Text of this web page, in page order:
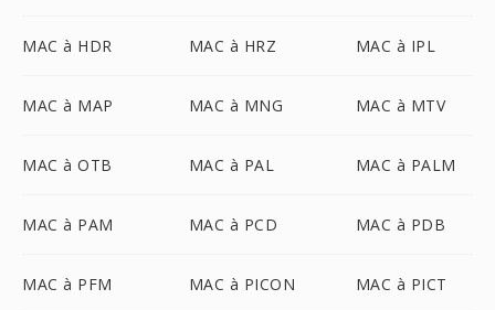
MAC à HDR MAC à HRZ MAC à IPL
MAC à MAP MAC à MNG MAC à MTV
MAC à OTB MAC à PAL MAC à PALM
MAC à PAM MAC à PCD MAC à PDB
MAC à PFM MAC à PICON MAC à PICT